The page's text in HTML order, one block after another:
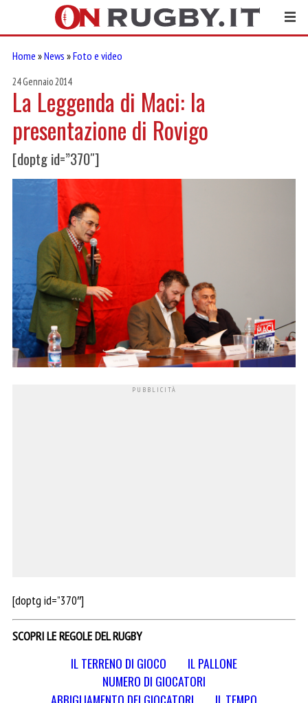
Home »News »Foto e video
24 Gennaio 2014
La Leggenda di Maci: la
presentazione di Rovigo
[doptg id=”370″]
[doptg id=”370″]
SCOPRI LE REGOLE DEL RUGBY
IL TERRENO DI GIOCO
IL PALLONE
NUMERO DI GIOCATORI